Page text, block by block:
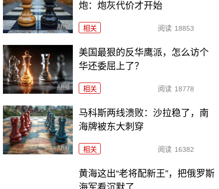
炮：炮灰代价才开始
相关 阅读 18853
美国最狠的反华鹰派，怎么访个
华还委屈上了？
相关 阅读 18778
马科斯两线溃败：沙拉稳了，南
海牌被东大刺穿
相关 阅读 16382
黄海这出“老将配新王”，把俄罗斯